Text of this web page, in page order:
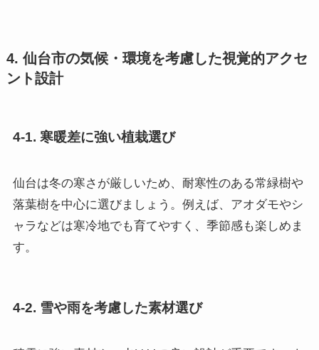
4. 仙台市の気候・環境を考慮した視覚的アクセ
ント設計
4-1. 寒暖差に強い植栽選び
仙台は冬の寒さが厳しいため、耐寒性のある常緑樹や
落葉樹を中心に選びましょう。例えば、アオダモやシ
ャラなどは寒冷地でも育てやすく、季節感も楽しめま
す。
4-2. 雪や雨を考慮した素材選び